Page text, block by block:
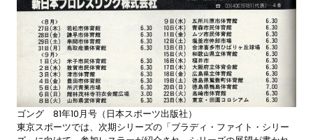
ゴング 81年10月号（日本スポーツ出版社）
東京スポーツでは、次期シリーズの「ブラディ・ファイト・シリー